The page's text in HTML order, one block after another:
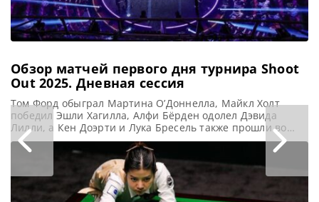
Обзор матчей первого дня турнира Shoot
Out 2025. Дневная сессия
Том Форд обыграл Мартина О’Доннелла, Майкл Холт
победил Эшли Хагилла, Алфи Бёрден одолел Дэвида
Лилли, а Кен Доэрти и Лука Бресель также прошли во
второй раунд на турнире Snooker Shoot Out 2025,
сообщает WST В Блэкпуле стартовал рейтинговый турнир
Shoot Out (Шут-Аут) 2025. И действующий Чемпион Том
Форд начал защиту своего титула с победы над